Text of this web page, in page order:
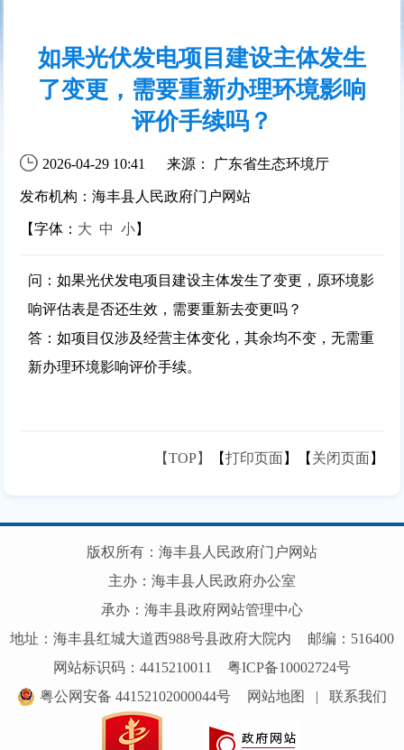
如果光伏发电项目建设主体发生
了变更，需要重新办理环境影响
评价手续吗？
2026-04-29 10:41 来源： 广东省生态环境厅
发布机构：海丰县人民政府门户网站
【字体： 大 中 小】
问：如果光伏发电项目建设主体发生了变更，原环境影
响评估表是否还生效，需要重新去变更吗？
答：如项目仅涉及经营主体变化，其余均不变，无需重
新办理环境影响评价手续。
【TOP】 【打印页面】【 关闭页面】
版权所有：海丰县人民政府门户网站
主办：海丰县人民政府办公室
承办：海丰县政府网站管理中心
地址：海丰县红城大道西988号县政府大院内
邮编：516400
网站标识码：4415210011
粤ICP备10002724号
粤公网安备 44152102000044号
网站地图 联系我们